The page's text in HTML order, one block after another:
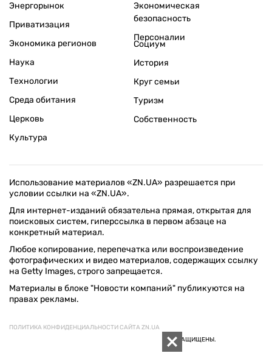
Энергорынок
Приватизация
Экономика регионов
Экономическая
безопасность
Персоналии
Наука
Технологии
Среда обитания
Церковь
Культура
Социум
История
Круг семьи
Туризм
Собственность
Использование материалов «ZN.UA» разрешается при
условии ссылки на «ZN.UA».
Для интернет-изданий обязательна прямая, открытая для
поисковых систем, гиперссылка в первом абзаце на
конкретный материал.
Любое копирование, перепечатка или воспроизведение
фотографических и видео материалов, содержащих ссылку
на Getty Images, строго запрещается.
Материалы в блоке "Новости компаний" публикуются на
правах рекламы.
ПОЛИТИКА КОНФИДЕНЦИАЛЬНОСТИ САЙТА ZN.UA
© 1994–2026 «ЗЕРКАЛО НЕДЕЛИ. УКРАИНА». ВСЕ ПРАВА ЗАЩИЩЕНЫ.